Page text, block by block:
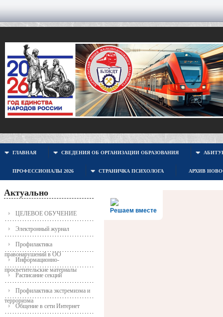
ГЛАВНАЯ СВЕДЕНИЯ ОБ ОРГАНИЗАЦИИ ОБРАЗОВАНИЯ
ПРОФЕССИОНАЛЫ 2026 СТРАНИЧКА ПСИХОЛОГА АРХИВ
Актуально
ЦЕЛЕВОЕ ОБУЧЕНИЕ
Электронный журнал
Профилактика
правонарушений в ОО
Информационно-
просветительские материалы
Расписание секций
Профилактика экстремизма и
терроризма
Общение в сети Интернет
Решаем вместе